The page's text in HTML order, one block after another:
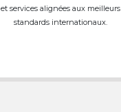
et services alignées aux meilleurs
standards internationaux.